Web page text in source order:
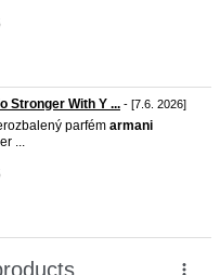
Stronger With Y ... - [7.6. 2026]
parfém armani
...